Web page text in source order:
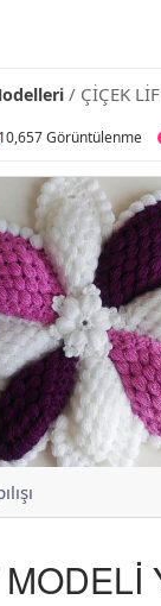
/ ÇİÇEK
10,657 Görüntülenme